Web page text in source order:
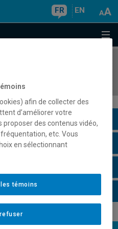
FR EN
afin de collecter des
d’améliorer votre
proposer des contenus vidéo,
etc. Vous
en sélectionnant
témoins